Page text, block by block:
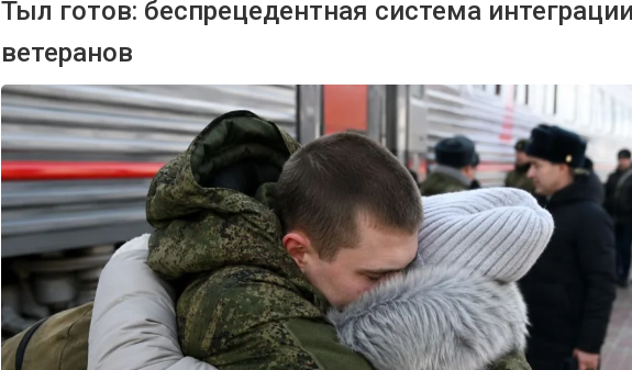
Тыл готов: беспрецедентная система
ветеранов